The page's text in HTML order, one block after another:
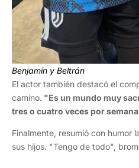
Benjamín y Beltrán
El actor también destacó el
camino. "Es un mundo muy
tres o cuatro veces por
Finalmente, resumió con humor
sus hijos. "Tengo de todo",